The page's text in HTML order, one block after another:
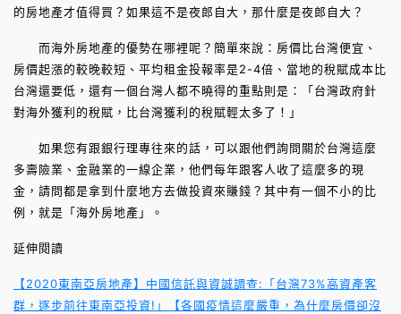
的房地產才值得買？如果這不是夜郎自大，那什麼是夜郎自大？
而海外房地產的優勢在哪裡呢？簡單來說：房價比台灣便宜、
房價起漲的較晚較短、平均租金投報率是2-4倍、當地的稅賦成本比
台灣還要低，還有一個台灣人都不曉得的重點則是：「台灣政府針
對海外獲利的稅賦，比台灣獲利的稅賦輕太多了！」
如果您有跟銀行理專往來的話，可以跟他們詢問關於台灣這麼
多壽險業、金融業的一線企業，他們每年跟客人收了這麼多的現
金，請問都是拿到什麼地方去做投資來賺錢？其中有一個不小的比
例，就是「海外房地產」。
延伸閱讀
【2020東南亞房地產】中國信託與資誠調查:「台灣73%高資產客
群，逐步前往東南亞投資!」
【各國疫情這麼嚴重，為什麼房價卻沒